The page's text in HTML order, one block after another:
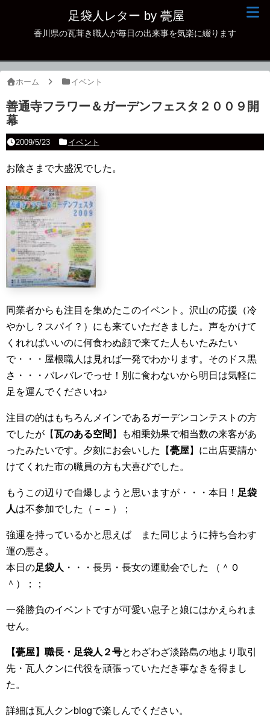
足袋人レター by 甍屋
香川県の瓦葺き職人が毎日の出来事を気楽に綴ります
ホーム イベント
善通寺フラワー＆ガーデンフェスタ２００９開
幕
2009/5/23 イベント
お陰さまで大盛況でした。
同業者からも注目を集めたこのイベント。沢山の応援（冷
やかし？スパイ？）にも来ていただきました。声をかけて
くれればいいのに何食わぬ顔で来てた人もいたみたい
で・・・屋根職人は見れば一発でわかります。そのドス黒
さ・・・バレバレでっせ！別に食わないから明日は気軽に
足を運んでくださいね♪
注目の的はもちろんメインであるガーデンコンテストの方
でしたが【瓦のある空間 】も相乗効果で相当数の来客があ
ったみたいです。夕刻にお会いした【甍屋】に出店要請か
けてくれた市の職員の方も大喜びでした。
もうこの辺りで自爆しようと思いますが・・・本日！ 足袋
人は不参加でした（－－）；
強運を持っているかと思えば また同じように持ち合わす
運の悪さ。
本日の足袋人 ・・・長男・長女の運動会でした （＾０
＾）；；
一発勝負のイベントですが可愛い息子と娘にはかえられま
せん。
【甍屋】職長・足袋人２号とわざわざ淡路島の地より取引
先・瓦人クンに代役を頑張っていただき事なきを得まし
た。
詳細は瓦人クンblogで楽しんでください。
現場日記
古瓦
足袋人の仲間
本日の一品
その他